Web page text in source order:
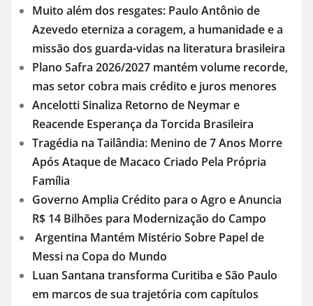
Muito além dos resgates: Paulo Antônio de
Azevedo eterniza a coragem, a humanidade e a
missão dos guarda-vidas na literatura brasileira
Plano Safra 2026/2027 mantém volume recorde,
mas setor cobra mais crédito e juros menores
Ancelotti Sinaliza Retorno de Neymar e
Reacende Esperança da Torcida Brasileira
Tragédia na Tailândia: Menino de 7 Anos Morre
Após Ataque de Macaco Criado Pela Própria
Família
Governo Amplia Crédito para o Agro e Anuncia
R$ 14 Bilhões para Modernização do Campo
Argentina Mantém Mistério Sobre Papel de
Messi na Copa do Mundo
Luan Santana transforma Curitiba e São Paulo
em marcos de sua trajetória com capítulos